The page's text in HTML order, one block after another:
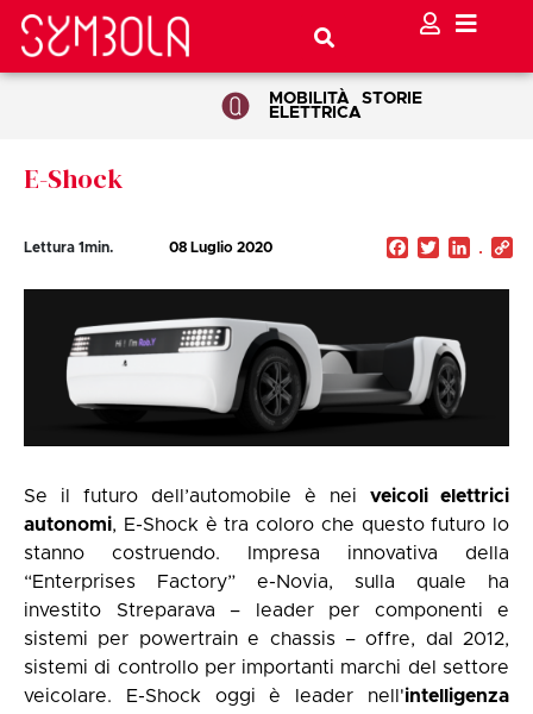
MOBILITÀ
ELETTRICA
STORIE
E-Shock
Lettura 1min. 08 Luglio 2020 Facebook
Twitter
Se il futuro dell’automobile è nei veicoli elettrici
autonomi, E-Shock è tra coloro che questo futuro lo
stanno costruendo. Impresa innovativa della
“Enterprises Factory” e-Novia, sulla quale ha
investito Streparava – leader per componenti e
sistemi per powertrain e chassis – offre, dal 2012,
sistemi di controllo per importanti marchi del settore
veicolare. E-Shock oggi è leader nell'intelligenza